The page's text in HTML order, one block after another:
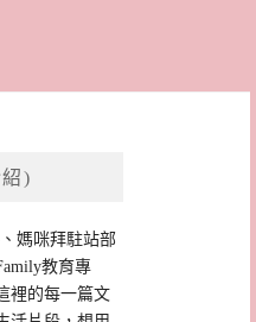
)
媽咪拜駐站部
教育專
裡的每一篇文